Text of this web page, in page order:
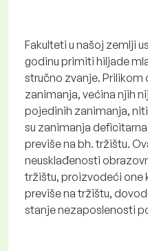
Fakulteti u našoj zemlji
godinu primiti hiljade
stručno zvanje. Prilikom
zanimanja, većina njih
pojedinih zanimanja,
su zanimanja
previše na bh. tržištu.
neusklađenosti
tržištu, proizvodeći one
previše na tržištu,
stanje nezaposlenosti